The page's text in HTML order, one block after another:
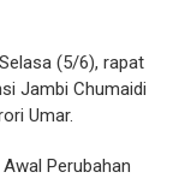
(5/6), rapat
Jambi Chumaidi
Umar.
Perubahan